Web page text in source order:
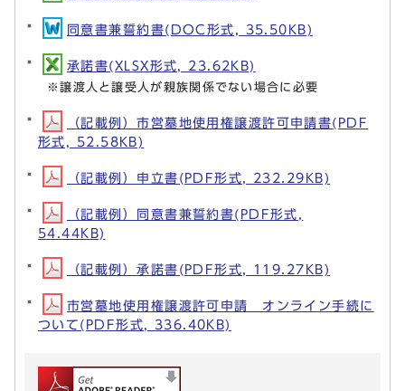
同意書兼誓約書(DOC形式, 35.50KB)
承諾書(XLSX形式, 23.62KB)
※譲渡人と譲受人が親族関係でない場合に必要
（記載例）市営墓地使用権譲渡許可申請書(PDF
形式, 52.58KB)
（記載例）申立書(PDF形式, 232.29KB)
（記載例）同意書兼誓約書(PDF形式,
54.44KB)
（記載例）承諾書(PDF形式, 119.27KB)
市営墓地使用権譲渡許可申請 オンライン手続に
ついて(PDF形式, 336.40KB)